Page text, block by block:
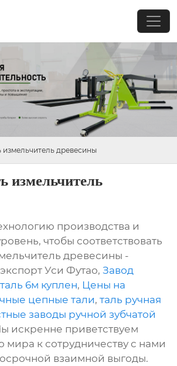
измельчитель древесины
измельчитель
производства и
чтобы соответствовать
древесины -
Уси Футао,Завод
6м куплен, Цены на
цепные тали,таль ручная
заводы ручной зубчатой
искренне приветствуем
мира к сотрудничеству с нами
взаимной выгоды.